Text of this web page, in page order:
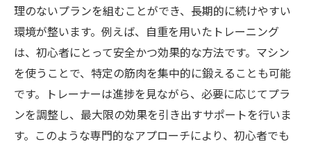
理のないプランを組むことができ、長期的に続けやすい
環境が整います。例えば、自重を用いたトレーニング
は、初心者にとって安全かつ効果的な方法です。マシン
を使うことで、特定の筋肉を集中的に鍛えることも可能
です。トレーナーは進捗を見ながら、必要に応じてプラ
ンを調整し、最大限の効果を引き出すサポートを行いま
す。このような専門的なアプローチにより、初心者でも